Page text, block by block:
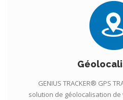
GENIUS TRACKER® GPS
solution de géolocalisation